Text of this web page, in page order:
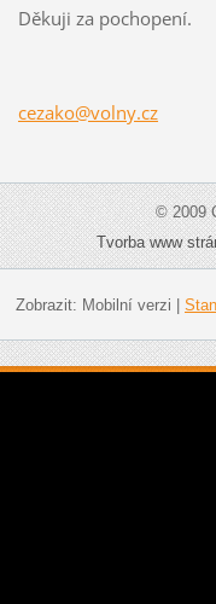
Děkuji za pochopení.
cezako@volny.cz
© 2009
Tvorba www
Zobrazit: Mobilní verzi